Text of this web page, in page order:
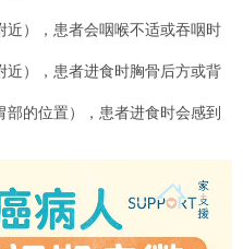
），患者会咽喉不适或吞咽时
），患者进食时胸骨后方或背
的位置），患者进食时会感到